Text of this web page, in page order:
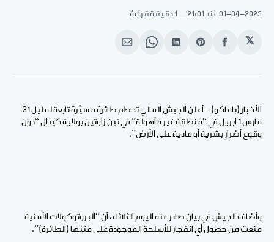
01-04-2025عند 21:01 1 دقيقة قراءة
𝕏
انشر
الفيسبوك
Share
Pinterest
انشر
لينكد
Share
WhatsApp
انشر
الإيميل
الأخبار (باماكو) – أعلن الجيش المالي تحطم طائرة مسيَّرة تابعة له ليل 31
مارس 1 ابريل في “منطقة غير مأهولة” في تين زاوتين بولاية كيدال “دون
وقوع أضرار بشرية أو مادية على الأرض”.
وأضاف الجيش في بيان صادر عنه اليوم الثلاثاء، أن “البروتوكولات الأمنية
منعت من حصول أي انفجار للأسلحة الموجودة على متنها (الطائرة)”.